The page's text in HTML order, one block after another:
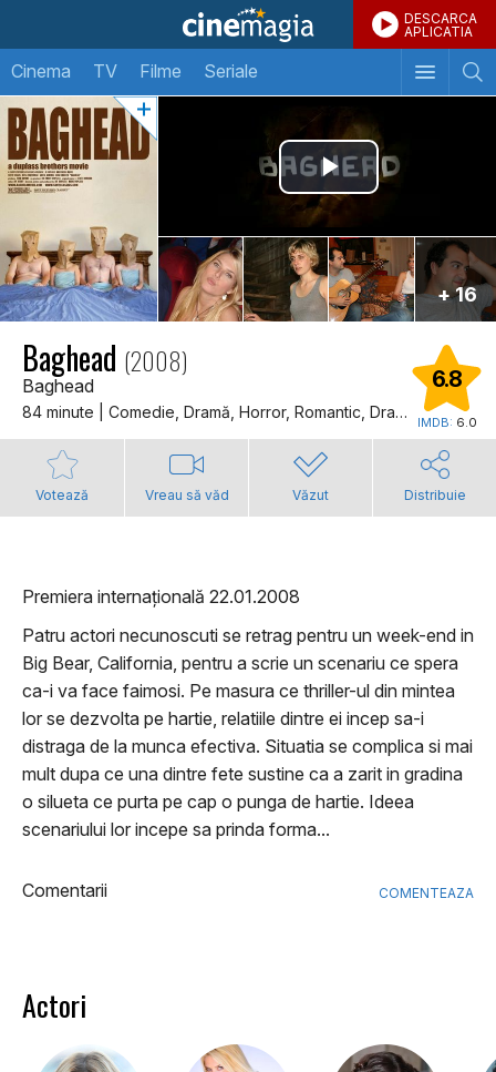
DESCARCA
APLICATIA
Cinema TV Filme Seriale
+ 16
Baghead (2008)
Baghead
84 minute | Comedie, Dramă, Horror, Romantic, Dragoste
6.8
IMDB: 6.0
Votează Vreau să văd Văzut Distribuie
Premiera internațională 22.01.2008
Patru actori necunoscuti se retrag pentru un week-end in
Big Bear, California, pentru a scrie un scenariu ce spera
ca-i va face faimosi. Pe masura ce thriller-ul din mintea
lor se dezvolta pe hartie, relatiile dintre ei incep sa-i
distraga de la munca efectiva. Situatia se complica si mai
mult dupa ce una dintre fete sustine ca a zarit in gradina
o silueta ce purta pe cap o punga de hartie. Ideea
scenariului lor incepe sa prinda forma...
Comentarii COMENTEAZA
Actori